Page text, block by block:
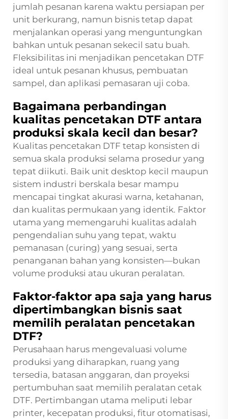
jumlah pesanan karena waktu persiapan per
unit berkurang, namun bisnis tetap dapat
menjalankan operasi yang menguntungkan
bahkan untuk pesanan sekecil satu buah.
Fleksibilitas ini menjadikan pencetakan DTF
ideal untuk pesanan khusus, pembuatan
sampel, dan aplikasi pemasaran uji coba.
Bagaimana perbandingan
kualitas pencetakan DTF antara
produksi skala kecil dan besar?
Kualitas pencetakan DTF tetap konsisten di
semua skala produksi selama prosedur yang
tepat diikuti. Baik unit desktop kecil maupun
sistem industri berskala besar mampu
mencapai tingkat akurasi warna, ketahanan,
dan kualitas permukaan yang identik. Faktor
utama yang memengaruhi kualitas adalah
pengendalian suhu yang tepat, waktu
pemanasan (curing) yang sesuai, serta
penanganan bahan yang konsisten—bukan
volume produksi atau ukuran peralatan.
Faktor-faktor apa saja yang harus
dipertimbangkan bisnis saat
memilih peralatan pencetakan
DTF?
Perusahaan harus mengevaluasi volume
produksi yang diharapkan, ruang yang
tersedia, batasan anggaran, dan proyeksi
pertumbuhan saat memilih peralatan cetak
DTF. Pertimbangan utama meliputi lebar
printer, kecepatan produksi, fitur otomatisasi,